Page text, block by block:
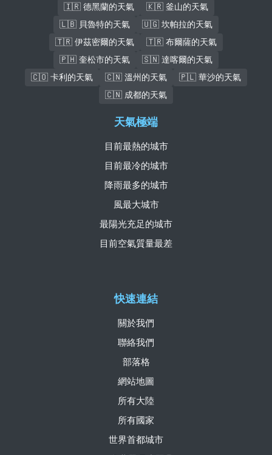
🇮🇷 德黑蘭的天氣
🇰🇷 釜山的天氣
🇱🇧 貝魯特的天氣
🇺🇬 坎帕拉的天氣
🇹🇷 伊茲密爾的天氣
🇹🇷 布爾薩的天氣
🇵🇭 奎松市的天氣
🇸🇳 達喀爾的天氣
🇨🇴 卡利的天氣
🇨🇳 溫州的天氣
🇵🇱 華沙的天氣
🇨🇳 成都的天氣
快速連結
關於我們
聯絡我們
部落格
網站地圖
所有大陸
所有國家
世界首都城市
天氣極端
目前最熱的城市
目前最冷的城市
降雨最多的城市
風最大城市
最陽光充足的城市
目前空氣質量最差